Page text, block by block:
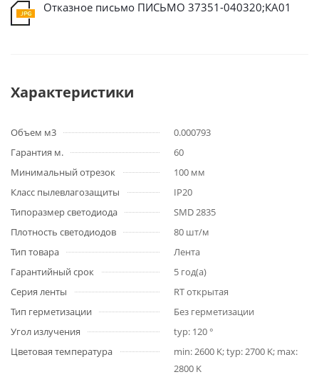
Отказное письмо ПИСЬМО 37351-040320;КА01
Характеристики
Объем м3
0.000793
Гарантия м.
60
Минимальный отрезок
100 мм
Класс пылевлагозащиты
IP20
Типоразмер светодиода
SMD 2835
Плотность светодиодов
80 шт/м
Тип товара
Лента
Гарантийный срок
5 год(а)
Серия ленты
RT открытая
Тип герметизации
Без герметизации
Угол излучения
typ: 120 °
Цветовая температура
min: 2600 K; typ: 2700 K; max:
2800 K